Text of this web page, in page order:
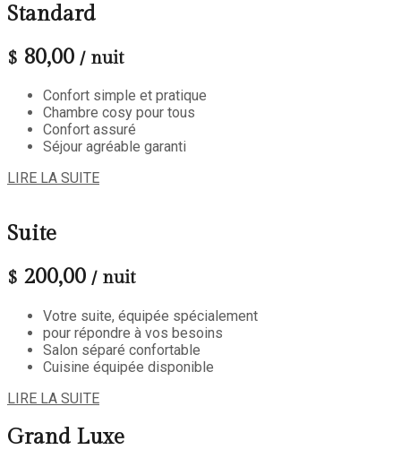
Standard
$ 80,00 / nuit
Confort simple et pratique
Chambre cosy pour tous
Confort assuré
Séjour agréable garanti
LIRE LA SUITE
Suite
$ 200,00 / nuit
Votre suite, équipée spécialement
pour répondre à vos besoins
Salon séparé confortable
Cuisine équipée disponible
LIRE LA SUITE
Grand Luxe